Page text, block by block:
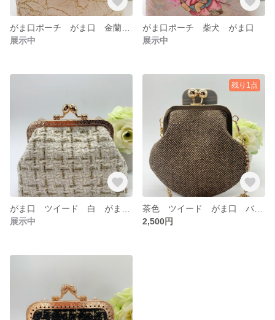
展示中
がま口ポーチ 柴犬 がま口
展示中
展示中
残り1点
茶色 ツイード がま口 バッグ がま口財布 冬の定番
2,500円